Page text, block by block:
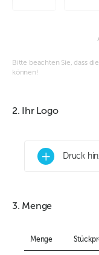
Bitte beachten Sie, dass
können!
2. Ihr Logo
+ Druck
3. Menge
Menge